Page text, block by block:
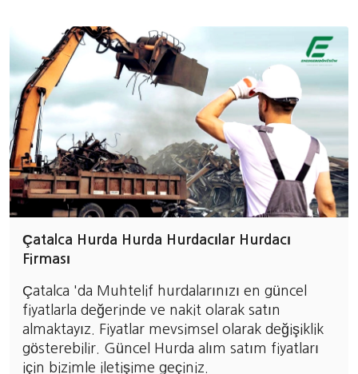
Çatalca Hurda Hurda Hurdacılar Hurdacı
Firması
Çatalca 'da Muhtelif hurdalarınızı en güncel
fiyatlarla değerinde ve nakit olarak satın
almaktayız. Fiyatlar mevsimsel olarak değişiklik
gösterebilir. Güncel Hurda alım satım fiyatları
için bizimle iletişime geçiniz.